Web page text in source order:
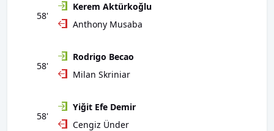
58'
Kerem Aktürkoğlu
Anthony Musaba
58'
Rodrigo Becao
Milan Skriniar
58'
Yiğit Efe Demir
Cengiz Ünder